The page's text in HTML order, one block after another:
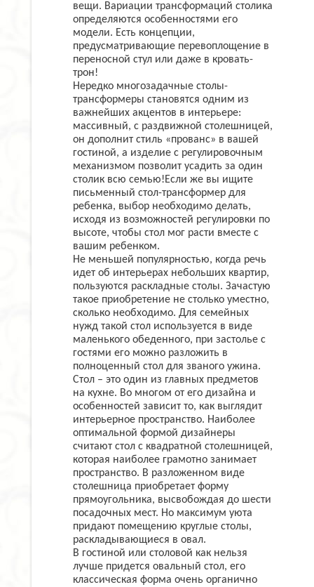
вещи. Вариации трансформаций столика
определяются особенностями его
модели. Есть концепции,
предусматривающие перевоплощение в
переносной стул или даже в кровать-
трон!
Нередко многозадачные столы-
трансформеры становятся одним из
важнейших акцентов в интерьере:
массивный, с раздвижной столешницей,
он дополнит стиль «прованс» в вашей
гостиной, а изделие с регулировочным
механизмом позволит усадить за один
столик всю семью!Если же вы ищите
письменный стол-трансформер для
ребенка, выбор необходимо делать,
исходя из возможностей регулировки по
высоте, чтобы стол мог расти вместе с
вашим ребенком.
Не меньшей популярностью, когда речь
идет об интерьерах небольших квартир,
пользуются раскладные столы. Зачастую
такое приобретение не столько уместно,
сколько необходимо. Для семейных
нужд такой стол используется в виде
маленького обеденного, при застолье с
гостями его можно разложить в
полноценный стол для званого ужина.
Стол – это один из главных предметов
на кухне. Во многом от его дизайна и
особенностей зависит то, как выглядит
интерьерное пространство. Наиболее
оптимальной формой дизайнеры
считают стол с квадратной столешницей,
которая наиболее грамотно занимает
пространство. В разложенном виде
столешница приобретает форму
прямоугольника, высвобождая до шести
посадочных мест. Но максимум уюта
придают помещению круглые столы,
раскладывающиеся в овал.
В гостиной или столовой как нельзя
лучше придется овальный стол, его
классическая форма очень органично